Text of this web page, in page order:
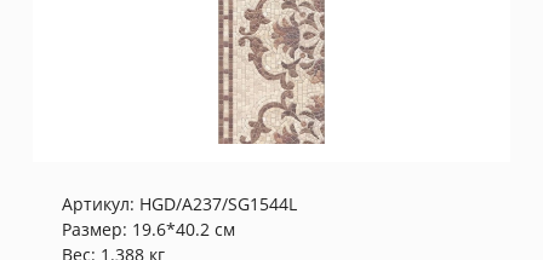
Артикул: HGD/A237/SG1544L
Размер: 19.6*40.2 см
Вес: 1.388 кг